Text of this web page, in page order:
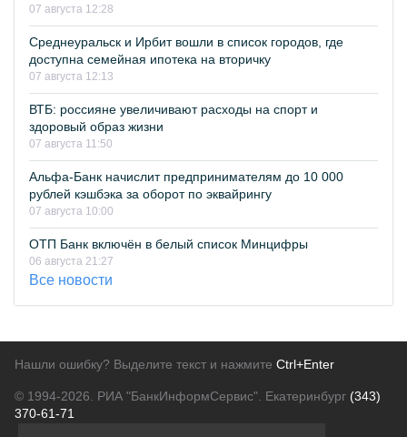
07 августа 12:28
Среднеуральск и Ирбит вошли в список городов, где
доступна семейная ипотека на вторичку
07 августа 12:13
ВТБ: россияне увеличивают расходы на спорт и
здоровый образ жизни
07 августа 11:50
Альфа-Банк начислит предпринимателям до 10 000
рублей кэшбэка за оборот по эквайрингу
07 августа 10:00
ОТП Банк включён в белый список Минцифры
06 августа 21:27
Все новости
Нашли ошибку? Выделите текст и нажмите Ctrl+Enter
© 1994-2026. РИА "БанкИнформСервис". Екатеринбург (343)
370-61-71